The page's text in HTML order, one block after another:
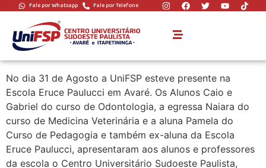
Fale por Whatsapp Fale por Telefone
Visita Escola Eruce
Paulucci
No dia 31 de Agosto a UniFSP esteve presente na
Escola Eruce Paulucci em Avaré. Os Alunos Caio e
Gabriel do curso de Odontologia, a egressa Naiara do
curso de Medicina Veterinária e a aluna Pamela do
Curso de Pedagogia e também ex-aluna da Escola
Eruce Paulucci, apresentaram aos alunos e professores
da escola o Centro Universitário Sudoeste Paulista,